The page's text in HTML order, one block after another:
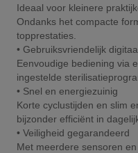
Ideaal voor kleinere
Ondanks het compacte
topprestaties.
• Gebruiksvriendelijk
Eenvoudige bediening via
ingestelde
• Snel en energiezuinig
Korte cyclustijden en slim
bijzonder efficiënt in
• Veiligheid gegarandeerd
Met meerdere sensoren